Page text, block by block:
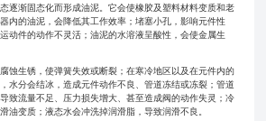
逐渐固态化而形成油泥。它会使橡胶及塑料材料变质和老
内的油泥，会降低其工作效率；堵塞小孔，影响元件性
动件的动作不灵活；油泥的水溶液呈酸性，会使金属生
蚀生锈，使弹簧失效或断裂；在寒冷地区以及在元件内的
水分会结冰，造成元件动作不良、管道冻结或冻裂；管道
致流量不足、压力损失增大、甚至造成阀的动作失灵；冷
油变质；液态水会冲洗掉润滑脂，导致润滑不良。